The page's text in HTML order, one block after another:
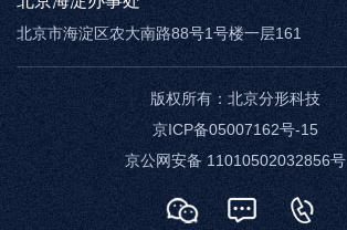
北京市海淀区农大南路88号1号楼一层161
版权所有： 北京分形科技
京ICP备05007162号-15
京公网安备 11010502032856号